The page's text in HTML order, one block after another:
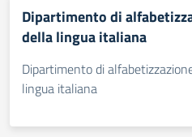
Dipartimento di
della lingua italiana
Dipartimento di
lingua italiana